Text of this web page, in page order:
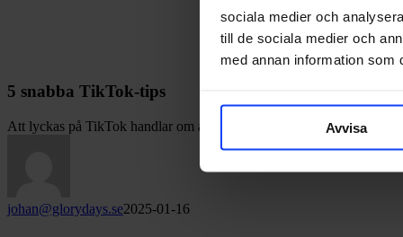
sociala medier och
till de sociala medier och
med annan information som
Avvisa
5 snabba TikTok-tips
Att lyckas på TikTok handlar om att vara äkta, engagerande och
johan@glorydays.se2025-01-16